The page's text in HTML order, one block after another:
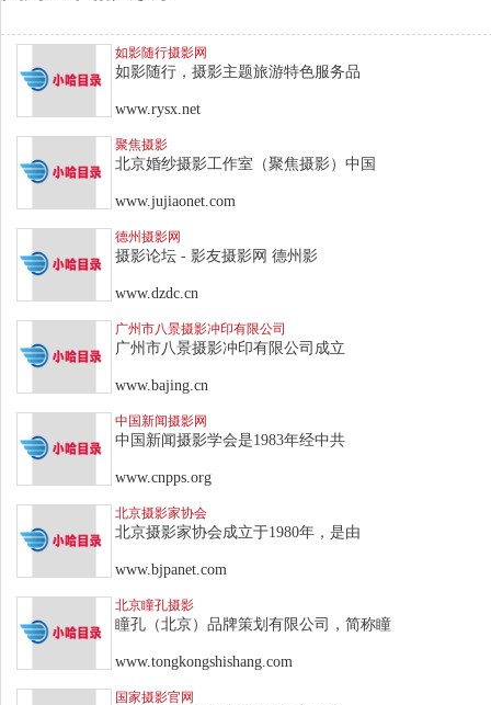
如影随行摄影网
如影随行，摄影主题旅游特色服务品
www.rysx.net
聚焦摄影
北京婚纱摄影工作室（聚焦摄影）中国
www.jujiaonet.com
德州摄影网
摄影论坛 - 影友摄影网 德州影
www.dzdc.cn
广州市八景摄影冲印有限公司
广州市八景摄影冲印有限公司成立
www.bajing.cn
中国新闻摄影网
中国新闻摄影学会是1983年经中共
www.cnpps.org
北京摄影家协会
北京摄影家协会成立于1980年，是由
www.bjpanet.com
北京瞳孔摄影
瞳孔（北京）品牌策划有限公司，简称瞳
www.tongkongshishang.com
国家摄影官网